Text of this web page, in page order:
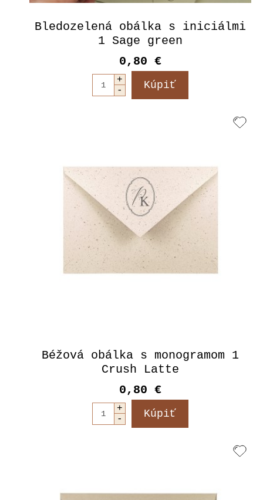
Bledozelená obálka s iniciálmi
1 Sage green
0,80 €
Béžová obálka s monogramom 1
Crush Latte
0,80 €